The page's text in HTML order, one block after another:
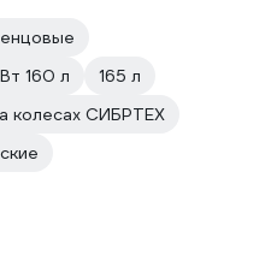
160 л
165 л
колесах СИБРТЕХ